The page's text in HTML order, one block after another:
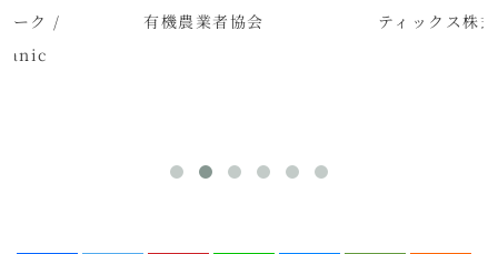
ーク /
有機農業者協会
ティックス株